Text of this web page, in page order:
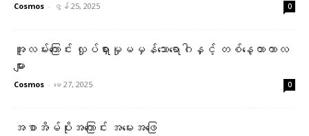
Cosmos - ဇွန် 25, 2025 0
အူလမ်းကြောင်း လှုပ်ရှားမှုမမှန်သောရောဂါနှင့် တစ်နေ့တာကာလ
များ
Cosmos - မေ 27, 2025 0
အစာအိမ်ပိုးအကြောင်း အမေးအဖြေ